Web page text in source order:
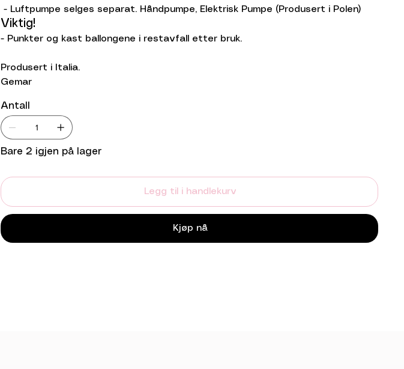
- Luftpumpe selges separat. Håndpumpe, Elektrisk Pumpe (Produsert i Polen)
Viktig!
- Punkter og kast ballongene i restavfall etter bruk.
Produsert i Italia.
Gemar
Antall
Bare 2 igjen på lager
Legg til i handlekurv
Kjøp nå